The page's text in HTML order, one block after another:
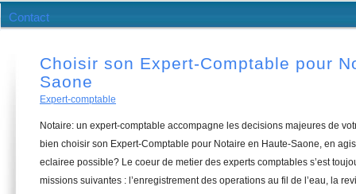
Contact
Choisir son Expert-Comptable pour
Saone
Expert-comptable
Notaire: un expert-comptable accompagne les decisions majeures de
bien choisir son Expert-Comptable pour Notaire en Haute-Saone, en
eclairee possible? Le coeur de metier des experts comptables s’est
missions suivantes : l’enregistrement des operations au fil de l’eau, la